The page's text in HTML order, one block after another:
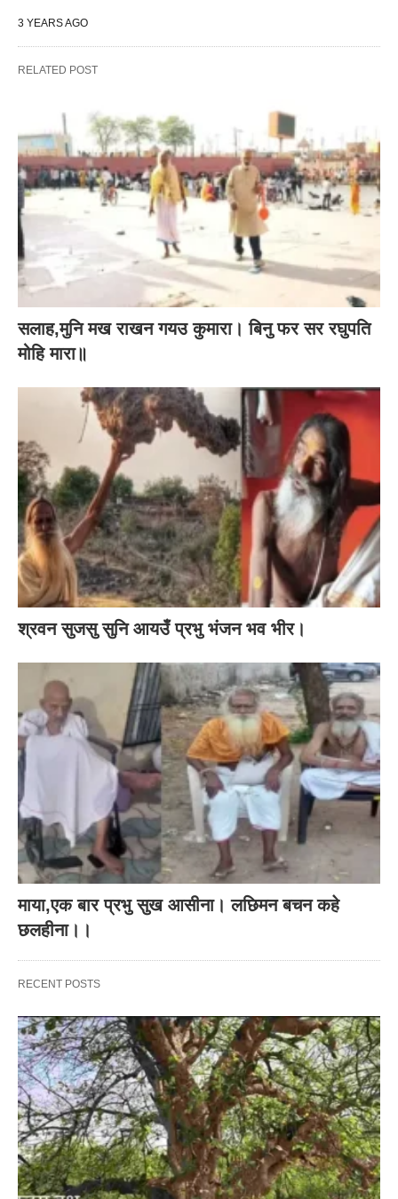
3 YEARS AGO
RELATED POST
सलाह,मुनि मख राखन गयउ कुमारा। बिनु फर सर रघुपति
मोहि मारा॥
श्रवन सुजसु सुनि आयउँ प्रभु भंजन भव भीर।
माया,एक बार प्रभु सुख आसीना। लछिमन बचन कहे
छलहीना।।
RECENT POSTS